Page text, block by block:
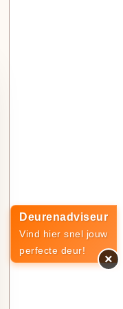
Deurenadviseur
Vind hier snel jouw
perfecte deur!
×